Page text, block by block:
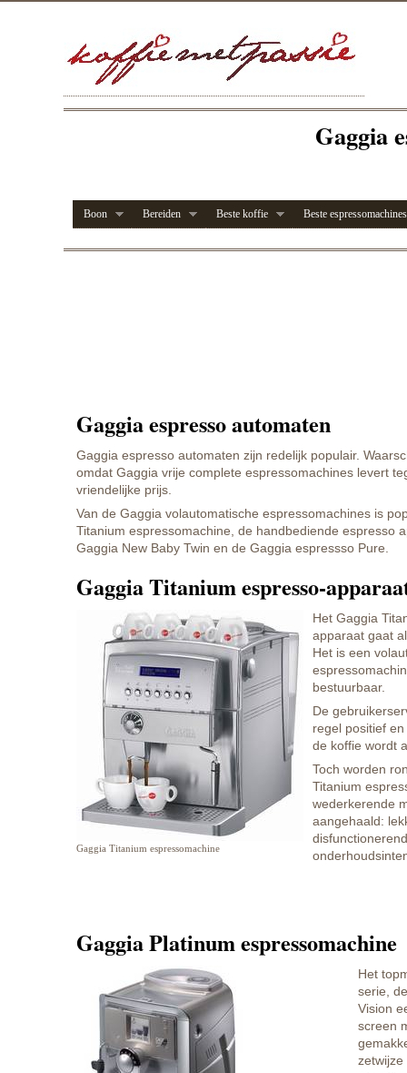
Gaggia
Gaggia espresso automaten
Gaggia espresso automaten zijn redelijk populair.
omdat Gaggia vrije complete espressomachines levert
vriendelijke prijs.
Van de Gaggia volautomatische espressomachines is
Titanium espressomachine, de handbediende espresso
Gaggia New Baby Twin en de Gaggia espressso Pure.
Gaggia Titanium espresso-
Gaggia Titanium espressomachine
Het Gaggia
apparaat gaat
Het is een
bestuurbaar.
De
regel positief
de koffie wordt
Toch worden
Titanium
wederkerende
aangehaald:
Gaggia Platinum espressomachine
Het
serie,
Vision
screen
Boon Bereiden Beste koffie Beste espressomachines